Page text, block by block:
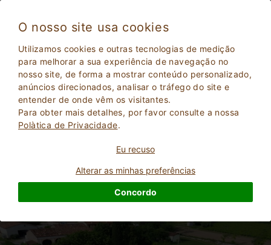
O nosso site usa cookies
Utilizamos cookies e outras tecnologias de medição
para melhorar a sua experiência de navegação no
nosso site, de forma a mostrar conteúdo personalizado,
anúncios direcionados, analisar o tráfego do site e
entender de onde vêm os visitantes.
Para obter mais detalhes, por favor consulte a nossa
Polà­tica de Privacidade.
Eu recuso
Alterar as minhas preferências
Concordo
Lago di Garda 1544
Fazenda
Mantova
, Solferino (Mapa) Lugares para dormir
PERGUNTE AO DONO
Excelente
9.3
Mais informações